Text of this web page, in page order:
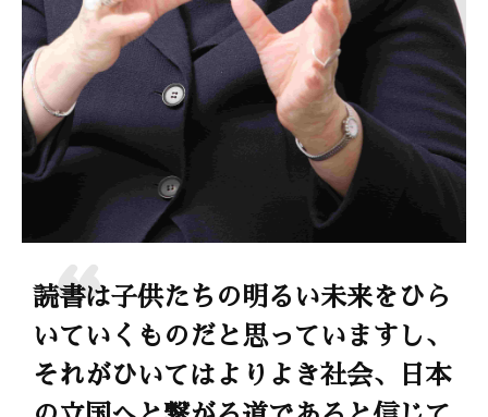
読書は子供たちの明るい未来をひら
いていくものだと思っていますし、
それがひいてはよりよき社会、日本